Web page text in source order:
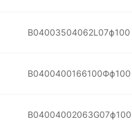
B04003504062L07ф100
B0400400166100Фф100
B04004002063G07ф100